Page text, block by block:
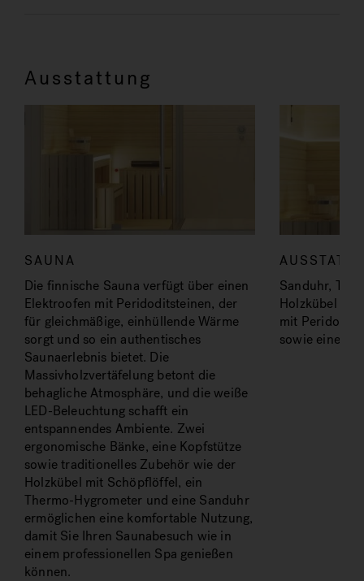
Ausstattung
SAUNA
Die finnische Sauna verfügt über einen
Elektroofen mit Peridoditsteinen, der
für gleichmäßige, einhüllende Wärme
sorgt und so ein authentisches
Saunaerlebnis bietet. Die
Massivholzvertäfelung betont die
behagliche Atmosphäre, und die weiße
LED-Beleuchtung schafft ein
entspannendes Ambiente. Zwei
ergonomische Bänke, eine Kopfstütze
sowie traditionelles Zubehör wie der
Holzkübel mit Schöpflöffel, ein
Thermo-Hygrometer und eine Sanduhr
ermöglichen eine komfortable Nutzung,
damit Sie Ihren Saunabesuch wie in
einem professionellen Spa genießen
können.
Sanduhr,
Holzkübel
mit
sowie eine